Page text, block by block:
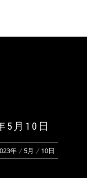
5月10日
年 5月 10日